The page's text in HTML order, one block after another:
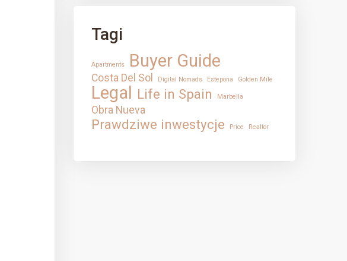
Tagi
Apartments Buyer Guide
Costa Del Sol Digital Nomads Estepona Golden Mile
Legal Life in Spain Marbella
Obra Nueva
Prawdziwe inwestycje Price Realtor